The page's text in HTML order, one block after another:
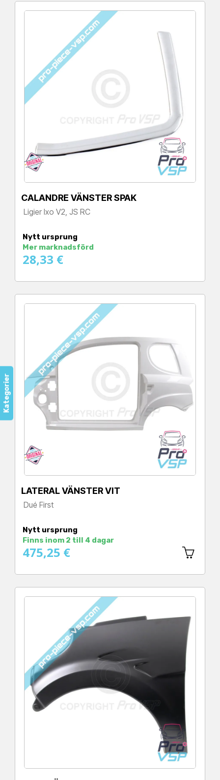
Kategorier
CALANDRE VÄNSTER SPAK
Ligier Ixo V2, JS RC
Nytt ursprung
Mer marknadsförd
28,33 €
LATERAL VÄNSTER VIT
Dué First
Nytt ursprung
Finns inom 2 till 4 dagar
475,25 €